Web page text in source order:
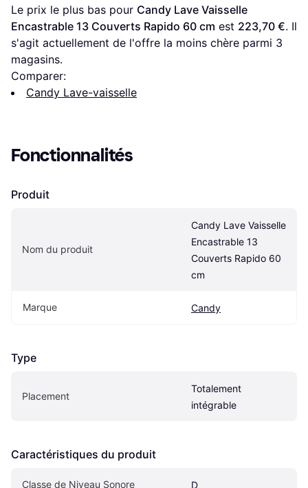
Le prix le plus bas pour Candy Lave Vaisselle
Encastrable 13 Couverts Rapido 60 cm est 223,70 €. Il
s'agit actuellement de l'offre la moins chère parmi 3
magasins.
Comparer:
Candy Lave-vaisselle
Fonctionnalités
Produit
Nom du produit
Candy Lave Vaisselle
Encastrable 13
Couverts Rapido 60
cm
Marque Candy
Type
Placement
Totalement
intégrable
Caractéristiques du produit
Classe de Niveau Sonore D